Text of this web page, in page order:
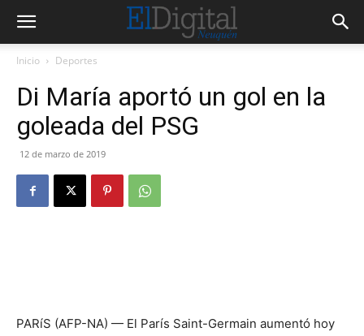
Inicio Deportes
Di María aportó un gol en la
goleada del PSG
12 de marzo de 2019
PARíS (AFP-NA) — El París Saint-Germain aumentó hoy